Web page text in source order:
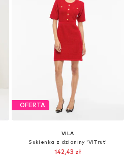
OFERTA
VILA
Sukienka z dzianiny 'VITrut'
142,43 zł